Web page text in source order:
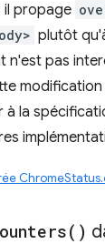
il propage
plutôt
n'est pas
la
)